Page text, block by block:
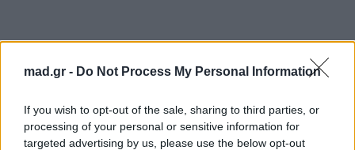
mad.gr - Do Not Process My Personal Information
If you wish to opt-out of the sale, sharing to third parties, or
processing of your personal or sensitive information for
targeted advertising by us, please use the below opt-out